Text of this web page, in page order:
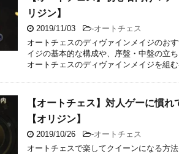
リジン】
2019/11/03 -オートチェス
オートチェスのディヴァインメイジのお
イジの基本的な構成や、序盤・中盤の立
オートチェスのディヴァインメイジを組
【オートチェス】対人ゲーに慣
【オリジン】
2019/10/26 -オートチェス
オートチェスで楽してクイーンになる方